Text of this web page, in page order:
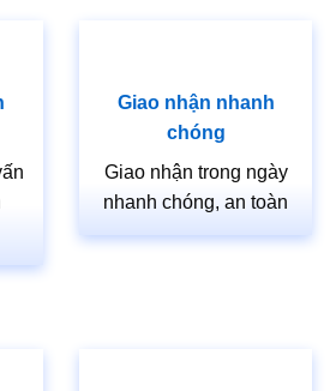
Giao nhận nhanh
chóng
Giao nhận trong ngày
nhanh chóng, an toàn